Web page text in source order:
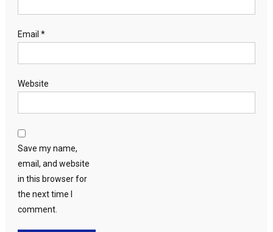
Email *
Website
Save my name,
email, and website
in this browser for
the next time I
comment.